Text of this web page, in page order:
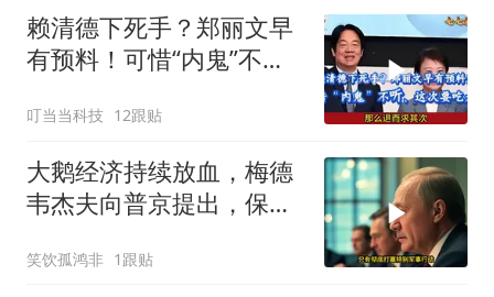
赖清德下死手？郑丽文早
有预料！可惜“内鬼”不
叮当当科技 12跟贴
大鹅经济持续放血，梅德
韦杰夫向普京提出，保住
笑饮孤鸿非 1跟贴